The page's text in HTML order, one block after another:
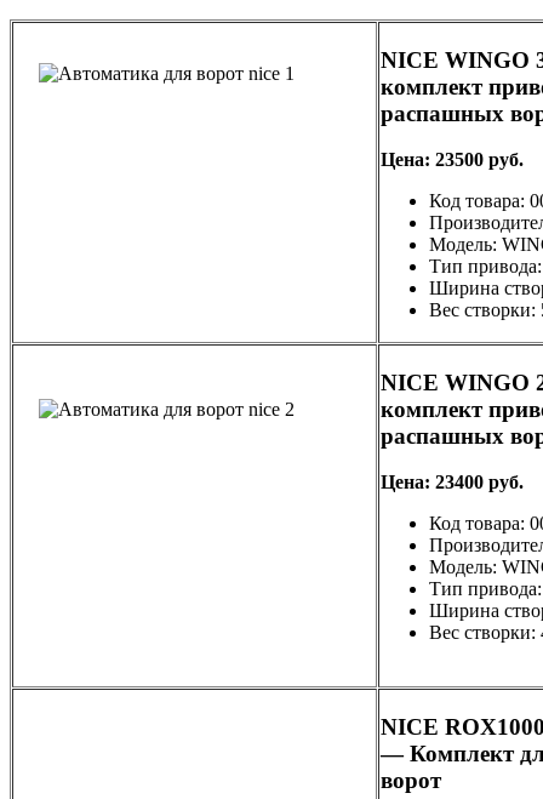
NICE WINGO
комплект
распашных
Цена: 23500 руб.
Код товара:
Модель:
Тип
Ширина
Вес створки:
NICE WINGO
комплект
распашных
Цена: 23400 руб.
Код товара:
Модель:
Тип
Ширина
Вес створки:
NICE
— Комплект
ворот